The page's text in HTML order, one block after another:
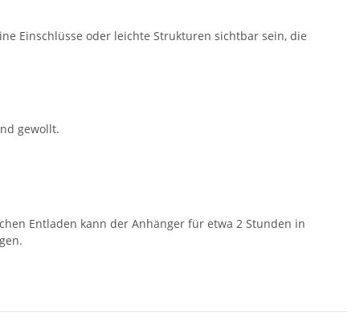
Einschlüsse oder leichte Strukturen sichtbar sein, die
gewollt.
Entladen kann der Anhänger für etwa 2 Stunden in